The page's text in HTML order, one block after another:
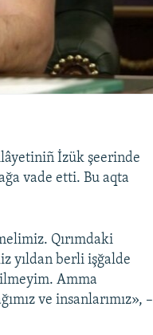
İzük şeerinde
vade etti. Bu aqta
Qırımdaki
yıldan berli işğalde
Amma
ve insanlarımız», –